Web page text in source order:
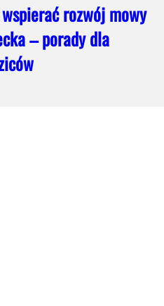
rozwój mowy
– porady dla